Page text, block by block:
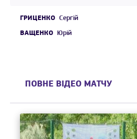
ГРИЦЕНКО Сергій
ВАЩЕНКО Юрій
ПОВНЕ ВІДЕО МАТЧУ